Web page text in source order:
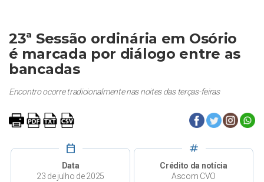
23ª Sessão ordinária em Osório
é marcada por diálogo entre as
bancadas
Encontro ocorre tradicionalmente nas noites das terças-feiras
calendar_today
Data
23 de julho de 2025
tag
Crédito da notícia
Ascom CVO